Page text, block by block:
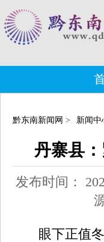
黔东南新闻网 > 新闻中
丹寨县
发布时间：
眼下正值